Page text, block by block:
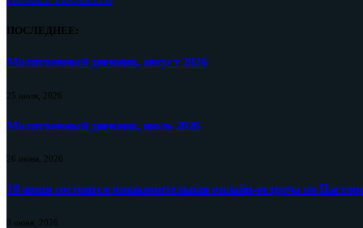
ПОСЛЕДНЕЕ:
Молитвенный дневник, август 2026
25 июля, 2026
Молитвенный дневник, июль 2026
26 июня, 2026
10 июня состоится ознакомительная онлайн-встреча по
8 июня, 2026